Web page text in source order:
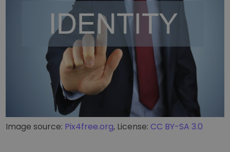
Image source: Pix4free.org, License:CC BY-SA 3.0